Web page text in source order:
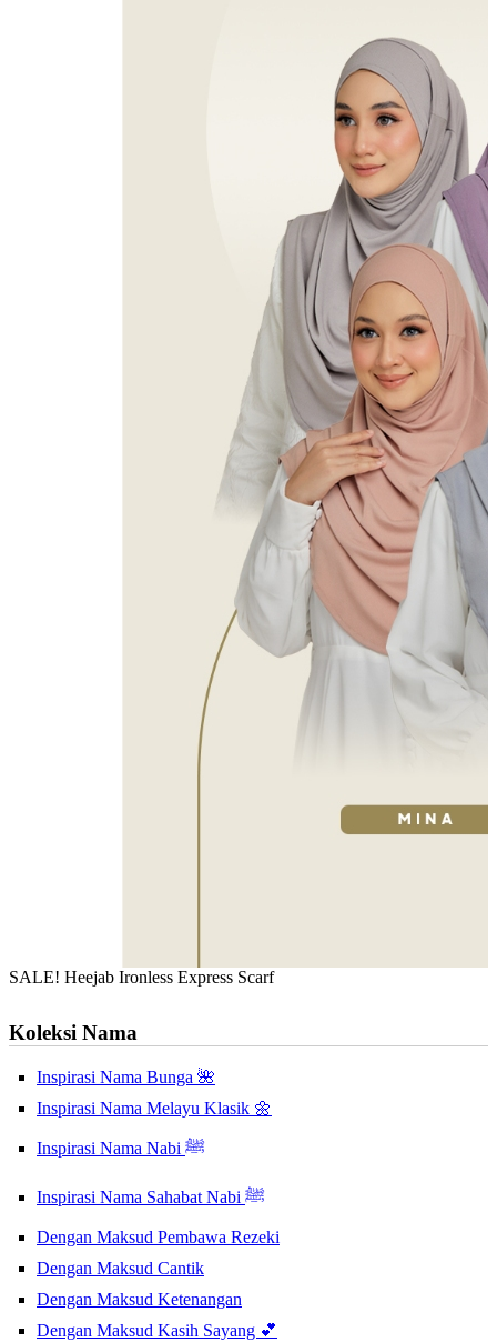
SALE! Heejab Ironless Express Scarf
Koleksi Nama
Inspirasi Nama Bunga 🌺
Inspirasi Nama Melayu Klasik 🌼
Inspirasi Nama Nabi ﷺ
Inspirasi Nama Sahabat Nabi ﷺ
Dengan Maksud Pembawa Rezeki
Dengan Maksud Cantik
Dengan Maksud Ketenangan
Dengan Maksud Kasih Sayang 💕